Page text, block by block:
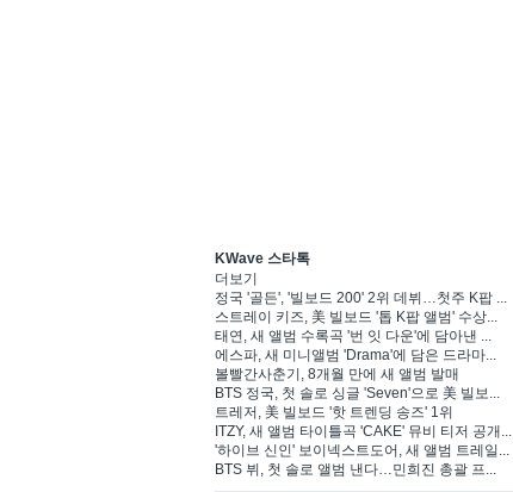
KWave 스타톡
더보기
정국 '골든', '빌보드 200' 2위 데뷔…첫주 K팝 ...
스트레이 키즈, 美 빌보드 '톱 K팝 앨범' 수상...
태연, 새 앨범 수록곡 '번 잇 다운'에 담아낸 ...
에스파, 새 미니앨범 'Drama'에 담은 드라마...
볼빨간사춘기, 8개월 만에 새 앨범 발매
BTS 정국, 첫 솔로 싱글 'Seven'으로 美 빌보...
트레저, 美 빌보드 '핫 트렌딩 송즈' 1위
ITZY, 새 앨범 타이틀곡 'CAKE' 뮤비 티저 공개...
'하이브 신인' 보이넥스트도어, 새 앨범 트레일...
BTS 뷔, 첫 솔로 앨범 낸다…민희진 총괄 프...